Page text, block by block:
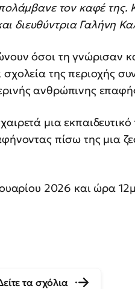
τον καφέ της.
διευθύντρια Γαλήνη
όσοι τη γνώρισαν
της περιοχής
ανθρώπινης
μια
πίσω της μια
2026 και ώρα
τα σχόλια